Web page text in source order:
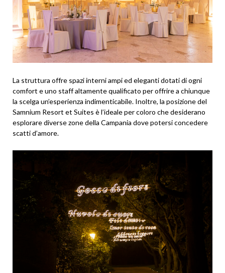
La struttura offre spazi interni ampi ed eleganti dotati di ogni
comfort e uno staff altamente qualificato per offrire a chiunque
la scelga un’esperienza indimenticabile. Inoltre, la posizione del
Samnium Resort et Suites è l’ideale per coloro che desiderano
esplorare diverse zone della Campania dove potersi concedere
scatti d’amore.